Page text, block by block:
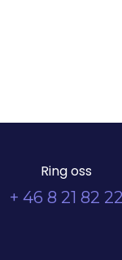
Ring oss
+ 46 8 21 82 22